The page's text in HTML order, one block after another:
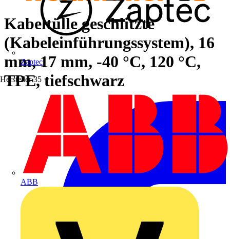
Zaptec
Hersteller 35
ABB
Kabeltülle geschlitzte
(Kabeleinführungssystem), 16
mm, 17 mm, -40 °C, 120 °C,
TPE, tiefschwarz